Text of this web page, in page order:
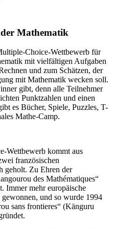
Mathematik
Choice-Wettbewerb für
mit vielfältigen Aufgaben
und zum Schätzen, der
mit Mathematik wecken soll.
gibt, denn alle Teilnehmer
Punktzahlen und einen
es Bücher, Spiele, Puzzles, T-
Mathe-Camp.
Wettbewerb kommt aus
französischen
geholt. Zu Ehren der
des Mathématiques“
Immer mehr europäische
und so wurde 1994
sans frontieres“ (Känguru